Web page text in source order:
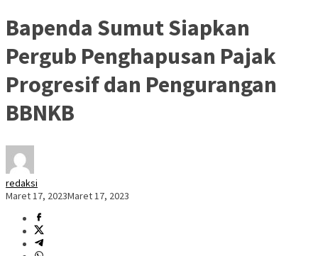
Bapenda Sumut Siapkan
Pergub Penghapusan Pajak
Progresif dan Pengurangan
BBNKB
redaksi
Maret 17, 2023Maret 17, 2023